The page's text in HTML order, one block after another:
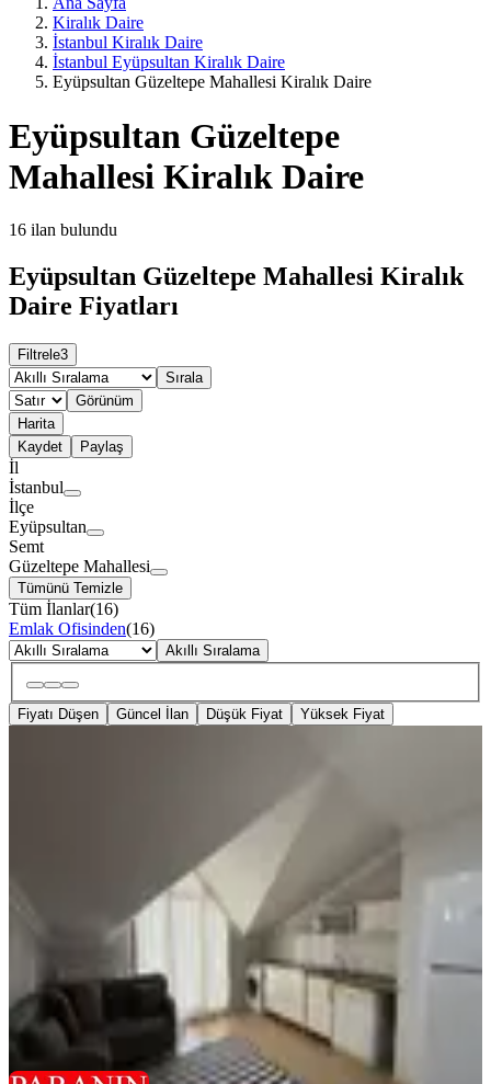
Kiralık Daire
İstanbul Kiralık Daire
İstanbul Eyüpsultan Kiralık Daire
Eyüpsultan Güzeltepe Mahallesi Kiralık Daire
Eyüpsultan Güzeltepe
Mahallesi Kiralık Daire
16 ilan bulundu
Eyüpsultan Güzeltepe Mahallesi Kiralık
Daire Fiyatları
Filtrele3
Sırala
Görünüm
Harita
Kaydet
Paylaş
İl
İstanbul
İlçe
Eyüpsultan
Semt
Güzeltepe Mahallesi
Tümünü Temizle
Tüm İlanlar(16)
Emlak Ofisinden(16)
Akıllı Sıralama
Fiyatı Düşen Güncel İlan Düşük Fiyat Yüksek Fiyat
Eyüpsultan, Güzeltepe Mahallesi
75 m² ·
45.000 ₺
Paranın Merkezi Gayrimenkul Engin Yılmaztürk